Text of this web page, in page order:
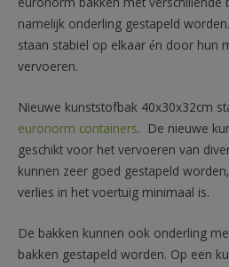
euronorm bakken met
namelijk onderling gestapeld
staan stabiel op elkaar én door hun
vervoeren.
Nieuwe kunststofbak 40x30x32cm
euronorm containers. De nieuwe
geschikt voor het vervoeren van
kunnen zeer goed gestapeld
verlies in het voertuig minimaal is.
De bakken kunnen ook onderling
bakken gestapeld worden. Op een